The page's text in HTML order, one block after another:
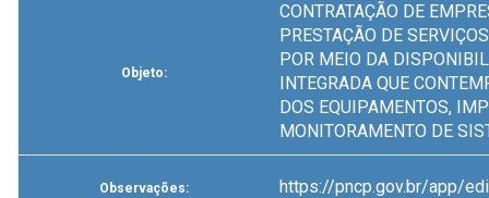
Objeto:
CONTRATAÇÃO DE
PRESTAÇÃO DE
POR MEIO DA
INTEGRADA QUE
DOS EQUIPAMENTOS,
MONITORAMENTO DE
Observações: https://pncp.gov.br/app/